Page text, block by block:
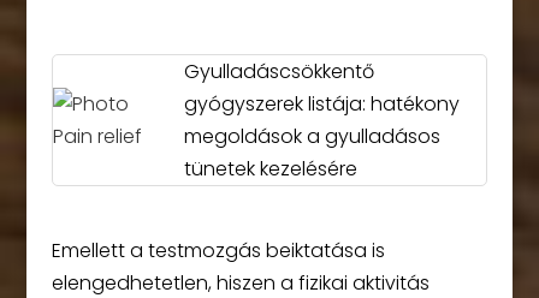
Gyulladáscsökkentő
gyógyszerek listája: hatékony
megoldások a gyulladásos
tünetek kezelésére
Emellett a testmozgás beiktatása is
elengedhetetlen, hiszen a fizikai aktivitás